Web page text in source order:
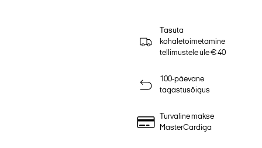
Tasuta
kohaletoimetamine
tellimustele üle € 40
100-päevane
tagastusõigus
Turvaline makse
MasterCardiga